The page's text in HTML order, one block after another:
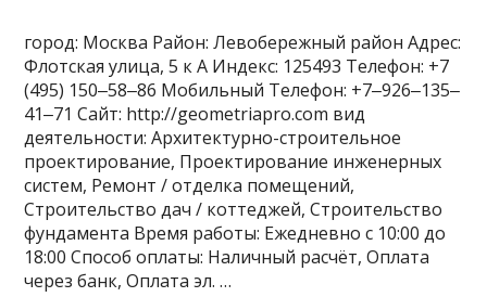
город: Москва Район: Левобережный район Адрес:
Флотская улица, 5 к А Индекс: 125493 Телефон: +7
(495) 150‒58‒86 Мобильный Телефон: +7‒926‒135‒
41‒71 Сайт: http://geometriapro.com вид
деятельности: Архитектурно-строительное
проектирование, Проектирование инженерных
систем, Ремонт / отделка помещений,
Строительство дач / коттеджей, Строительство
фундамента Время работы: Ежедневно с 10:00 до
18:00 Способ оплаты: Наличный расчёт, Оплата
через банк, Оплата эл. …